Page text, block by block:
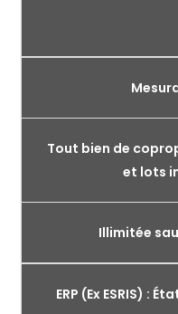
Tout bien de
et lots
Illimitée
ERP (Ex ESRIS) :